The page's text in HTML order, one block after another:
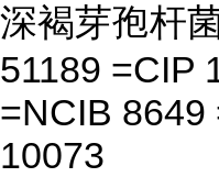
深褐芽孢杆
51189 =CIP
=NCIB 8649
10073